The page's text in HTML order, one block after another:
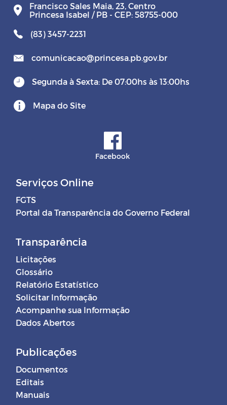
Francisco Sales Maia, 23, Centro
Princesa Isabel / PB - CEP: 58755-000
(83) 3457-2231
comunicacao@princesa.pb.gov.br
Segunda à Sexta: De 07:00hs às 13:00hs
Mapa do Site
Facebook
Serviços Online
FGTS
Portal da Transparência do Governo Federal
Transparência
Licitações
Glossário
Relatório Estatístico
Solicitar Informação
Acompanhe sua Informação
Dados Abertos
Publicações
Documentos
Editais
Manuais